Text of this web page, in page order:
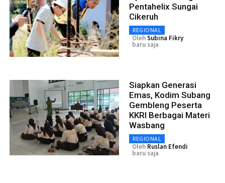
Pentahelix Sungai
Cikeruh
REGIONAL
OlehSubina Fikry
baru saja
Siapkan Generasi
Emas, Kodim Subang
Gembleng Peserta
KKRI Berbagai Materi
Wasbang
REGIONAL
Oleh Ruslan Efendi
baru saja